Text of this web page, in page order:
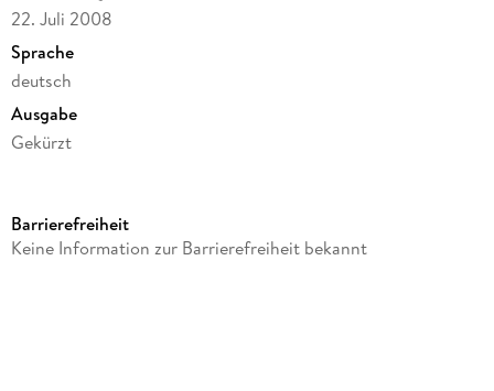
22. Juli 2008
Sprache
deutsch
Ausgabe
Gekürzt
Altersempfehlung
Barrierefreiheit
Keine Information zur Barrierefreiheit bekannt